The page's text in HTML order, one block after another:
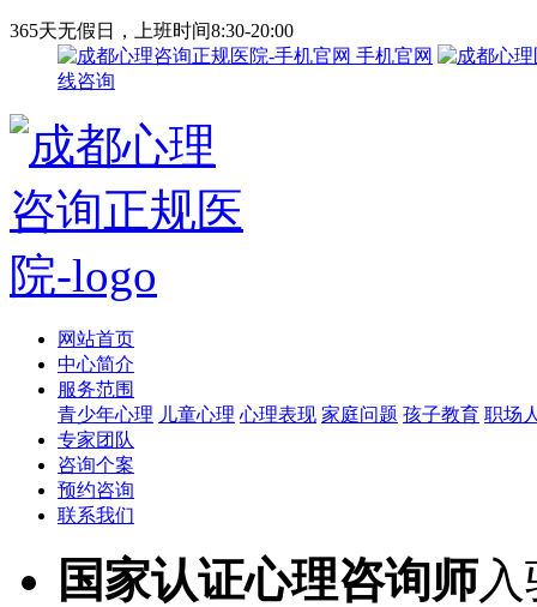
365天无假日，上班时间8:30-20:00
手机官网
线咨询
网站首页
中心简介
服务范围
青少年心理 儿童心理 心理表现 家庭问题 孩子教育 职场
专家团队
咨询个案
预约咨询
联系我们
国家认证心理咨询师